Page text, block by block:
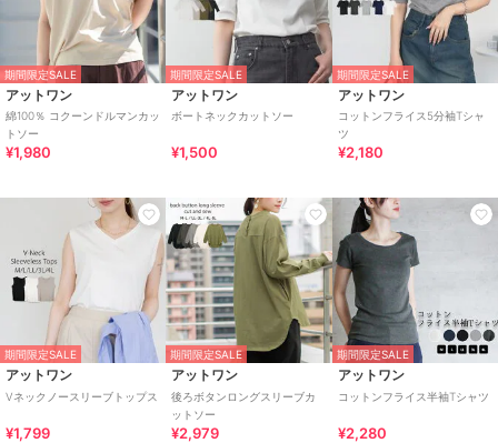
期間限定SALE
アットワン
綿100％ コクーンドルマンカッ
トソー
¥1,980
期間限定SALE
アットワン
ボートネックカットソー
¥1,500
期間限定SALE
アットワン
コットンフライス5分袖Tシャ
ツ
¥2,180
期間限定SALE
アットワン
Vネックノースリーブトップス
¥1,799
期間限定SALE
アットワン
後ろボタンロングスリーブカ
ットソー
¥2,979
期間限定SALE
アットワン
コットンフライス半袖Tシャツ
¥2,280